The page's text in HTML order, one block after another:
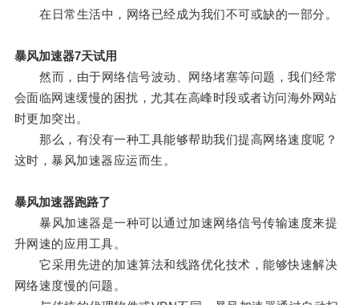
在日常生活中，网络已经成为我们不可或缺的一部分。
暴风加速器7天试用
然而，由于网络信号波动、网络堵塞等问题，我们经常
会面临网速缓慢的困扰，尤其在高峰时段或者访问海外网站
时更加突出。
那么，有没有一种工具能够帮助我们提高网络速度呢？
这时，暴风加速器应运而生。
暴风加速器跑路了
暴风加速器是一种可以通过加速网络信号传输速度来提
升网速的应用工具。
它采用先进的加速算法和线路优化技术，能够快速解决
网络速度慢的问题。